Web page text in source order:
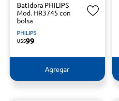
Batidora PHILIPS
Mod. HR3745 con
bolsa
PHILIPS
U$S99
Agregar